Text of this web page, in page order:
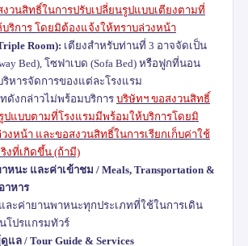
วนสิทธิ์ในการปรับเปลี่ยนรูปแบบเตียงตามที่
ริการ โดยมิต้องแจ้งให้ทราบล่วงหน้า
Room): เตียงสำหรับท่านที่ 3 อาจจัดเป็น
Bed), โซฟาเบด (Sofa Bed) หรือฟูกที่นอน
หารจัดการของแต่ละโรงแรม
ดังกล่าวไม่พร้อมบริการ บริษัทฯ ขอสงวนสิทธิ์
ปแบบตามที่โรงแรมมีพร้อมให้บริการโดยมิ
งหน้า และขอสงวนสิทธิ์ในการเรียกเก็บค่าใช้
งที่เกิดขึ้น (ถ้ามี)
หนะ และค่าเข้าชม /Meals, Transportation &
าหาร
ละค่ายานพาหนะทุกประเภทที่ใช้ในการเดิน
โปรแกรมทัวร์
แล / Tour Guide & Services